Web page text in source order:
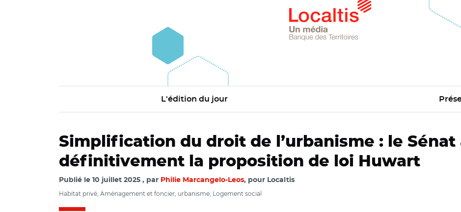
L'édition du jour
Simplification du droit de l’urbanisme : le Sénat
définitivement la proposition de loi Huwart
Publié le 10 juillet 2025 par Philie Marcangelo-Leos, pour Localtis
Habitat privé, Aménagement et foncier, urbanisme, Logement social